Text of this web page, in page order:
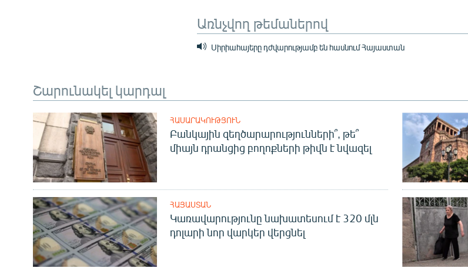
Առնչվող թեմաներով
Սիրիահայերը դժվարությամբ են հասնում Հայաստան
Շարունակել կարդալ
ՀԱՍԱՐԱԿՈՒԹՅՈՒՆ
Բանկային զեղծարարությունների՞, թե՞
միայն դրանցից բողոքների թիվն է նվազել
ՀԱՅԱՍՏԱՆ
Կառավարությունը նախատեսում է 320 մլն
դոլարի նոր վարկեր վերցնել